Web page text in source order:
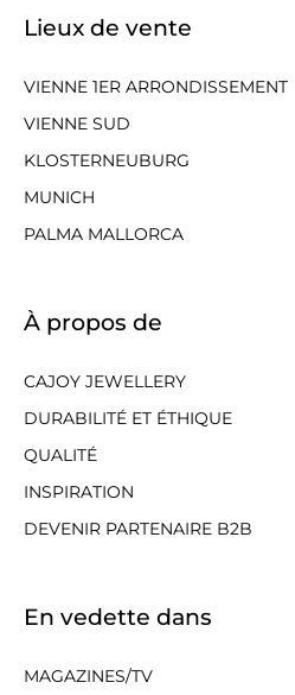
Lieux de vente
VIENNE 1ER ARRONDISSEMENT
VIENNE SUD
KLOSTERNEUBURG
MUNICH
PALMA MALLORCA
À propos de
CAJOY JEWELLERY
DURABILITÉ ET ÉTHIQUE
QUALITÉ
INSPIRATION
DEVENIR PARTENAIRE B2B
En vedette dans
MAGAZINES/TV